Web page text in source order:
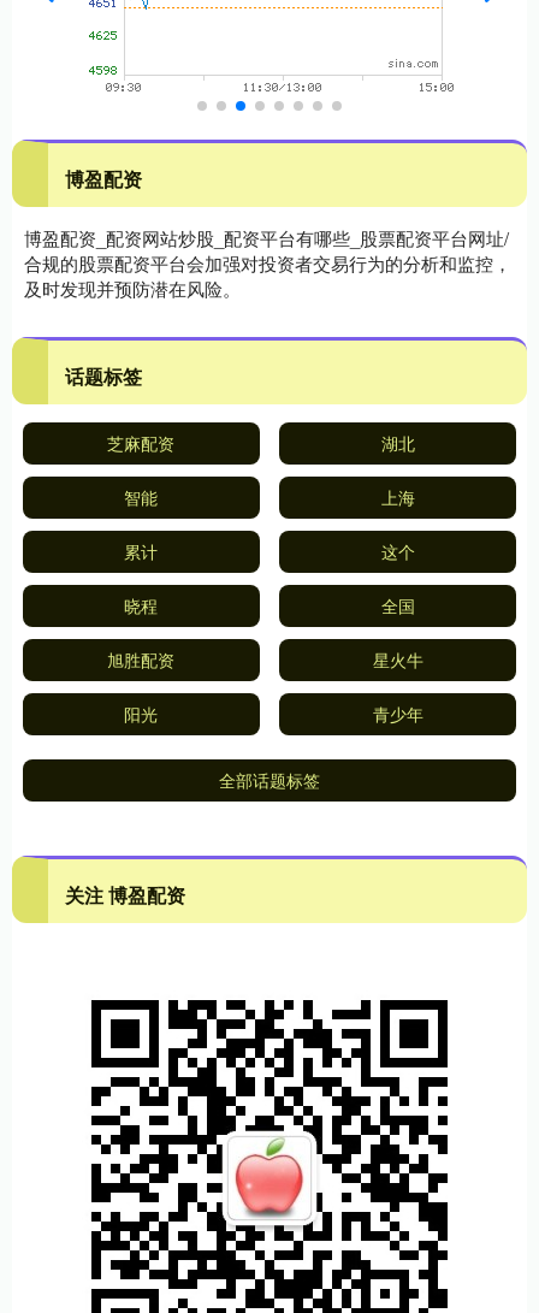
博盈配资
博盈配资_配资网站炒股_配资平台有哪些_股票配资平台网址/
合规的股票配资平台会加强对投资者交易行为的分析和监控，
及时发现并预防潜在风险。
话题标签
芝麻配资 湖北
智能 上海
累计 这个
晓程 全国
旭胜配资 星火牛
阳光 青少年
全部话题标签
关注 博盈配资